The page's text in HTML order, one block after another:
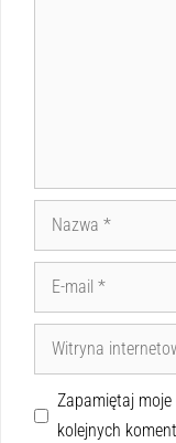
Zapamiętaj
kolejnych